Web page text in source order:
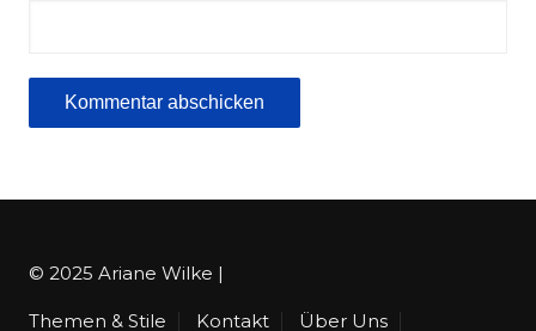
© 2025 Ariane Wilke |
Themen & Stile Kontakt Über Uns